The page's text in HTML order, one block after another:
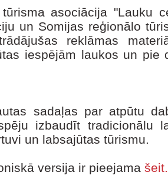
asociācija "Lauku
un Somijas reģionālo
reklāmas
iespējām laukos un pie
sadaļas par atpūtu
izbaudīt tradicionālu
un labsajūtas tūrismu.
versija ir pieejama šeit.